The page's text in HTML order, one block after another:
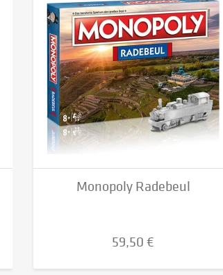
Monopoly Radebeul
59,50 €